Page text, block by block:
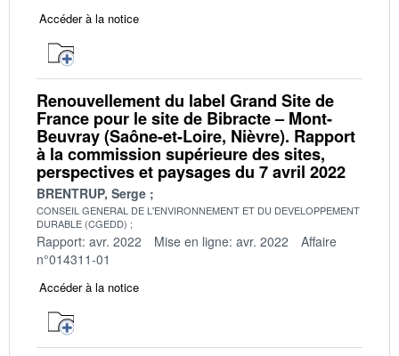
Accéder à la notice
Renouvellement du label Grand Site de
France pour le site de Bibracte – Mont-
Beuvray (Saône-et-Loire, Nièvre). Rapport
à la commission supérieure des sites,
perspectives et paysages du 7 avril 2022
BRENTRUP, Serge
CONSEIL GENERAL DE L'ENVIRONNEMENT ET DU DEVELOPPEMENT
DURABLE (CGEDD)
Rapport: avr. 2022 Mise en ligne: avr. 2022
Affaire
n°014311-01
Accéder à la notice